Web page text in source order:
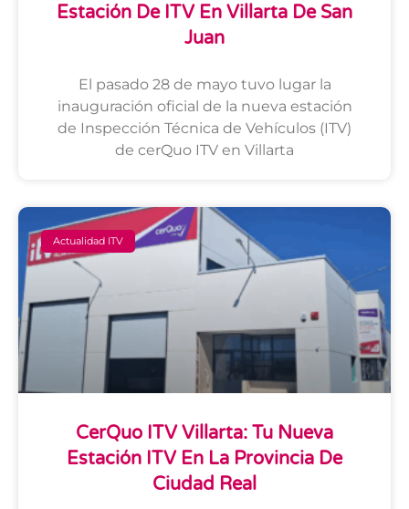
Estación De ITV En Villarta De San
Juan
El pasado 28 de mayo tuvo lugar la
inauguración oficial de la nueva estación
de Inspección Técnica de Vehículos (ITV)
de cerQuo ITV en Villarta
Actualidad ITV
CerQuo ITV Villarta: Tu Nueva
Estación ITV En La Provincia De
Ciudad Real